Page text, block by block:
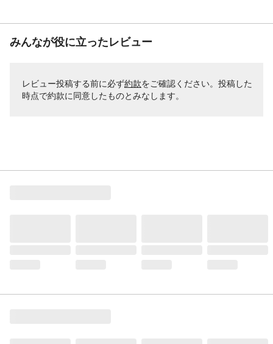
みんなが役に立ったレビュー
レビュー投稿する前に必ず約款をご確認ください。投稿した
時点で約款に同意したものとみなします。